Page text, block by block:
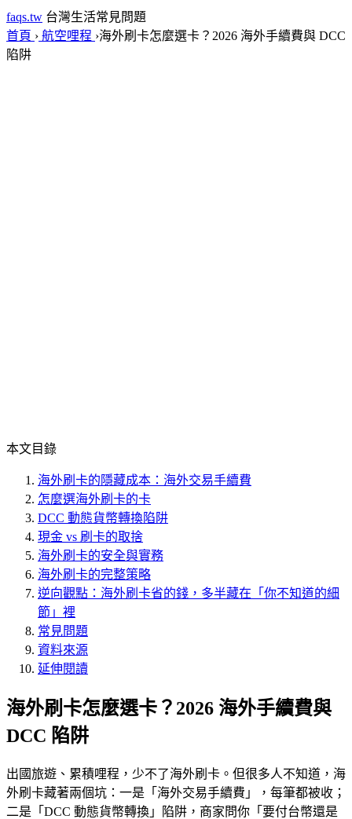
faqs.tw 台灣生活常見問題
首頁 › 航空哩程 ›海外刷卡怎麼選卡？2026 海外手續費與 DCC
陷阱
本文目錄
海外刷卡的隱藏成本：海外交易手續費
怎麼選海外刷卡的卡
DCC 動態貨幣轉換陷阱
現金 vs 刷卡的取捨
海外刷卡的安全與實務
海外刷卡的完整策略
逆向觀點：海外刷卡省的錢，多半藏在「你不知道的細
節」裡
常見問題
資料來源
延伸閱讀
海外刷卡怎麼選卡？2026 海外手續費與
DCC 陷阱
出國旅遊、累積哩程，少不了海外刷卡。但很多人不知道，海
外刷卡藏著兩個坑：一是「海外交易手續費」，每筆都被收；
二是「DCC 動態貨幣轉換」陷阱，商家問你「要付台幣還是